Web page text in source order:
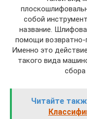
собой
название.
помощи возвратно-
Именно это
такого вида
сбора
Читайте